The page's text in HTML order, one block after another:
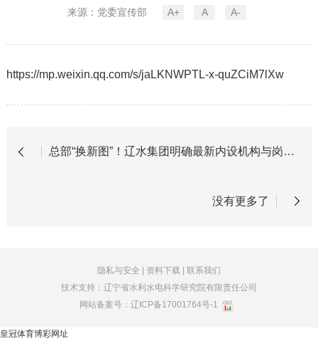
来源：党委宣传部
A+ A A-
https://mp.weixin.qq.com/s/jaLKNWPTL-x-quZCiM7lXw
总部“换新图”！辽水集团明确最新内设机构与岗位职责
没有更多了
隐私与安全 资料下载|
联系我们
技术支持：辽宁省水利水电科学研究院有限责任公司
网站备案号：辽ICP备17001764号-1
皇冠体育博彩网址